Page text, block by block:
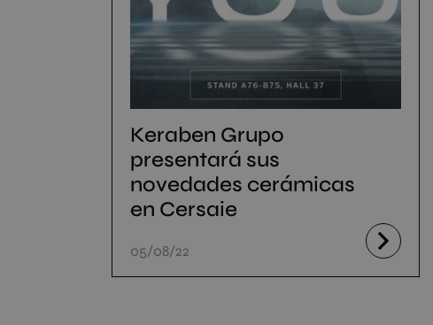
Keraben Grupo
presentará sus
novedades cerámicas
en Cersaie
05/08/22